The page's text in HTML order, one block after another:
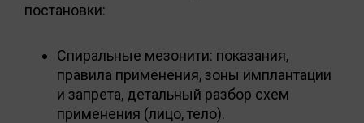
постановки:
Спиральные мезонити: показания,
правила применения, зоны имплантации
и запрета, детальный разбор схем
применения (лицо, тело).